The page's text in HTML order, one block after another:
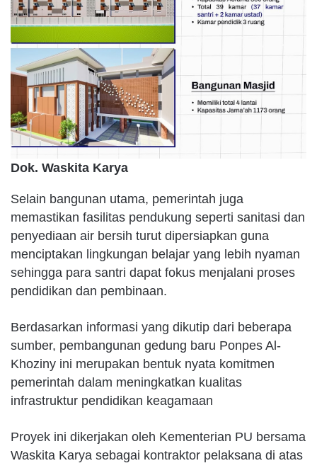
Dok. Waskita Karya
Selain bangunan utama, pemerintah juga
memastikan fasilitas pendukung seperti sanitasi dan
penyediaan air bersih turut dipersiapkan guna
menciptakan lingkungan belajar yang lebih nyaman
sehingga para santri dapat fokus menjalani proses
pendidikan dan pembinaan.
Berdasarkan informasi yang dikutip dari beberapa
sumber, pembangunan gedung baru Ponpes Al-
Khoziny ini merupakan bentuk nyata komitmen
pemerintah dalam meningkatkan kualitas
infrastruktur pendidikan keagamaan
Proyek ini dikerjakan oleh Kementerian PU bersama
Waskita Karya sebagai kontraktor pelaksana di atas